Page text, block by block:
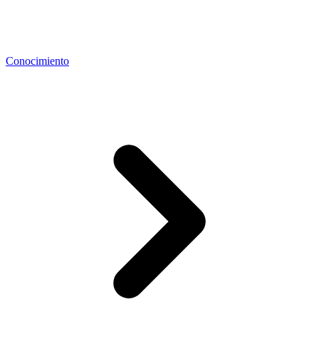
Conocimiento